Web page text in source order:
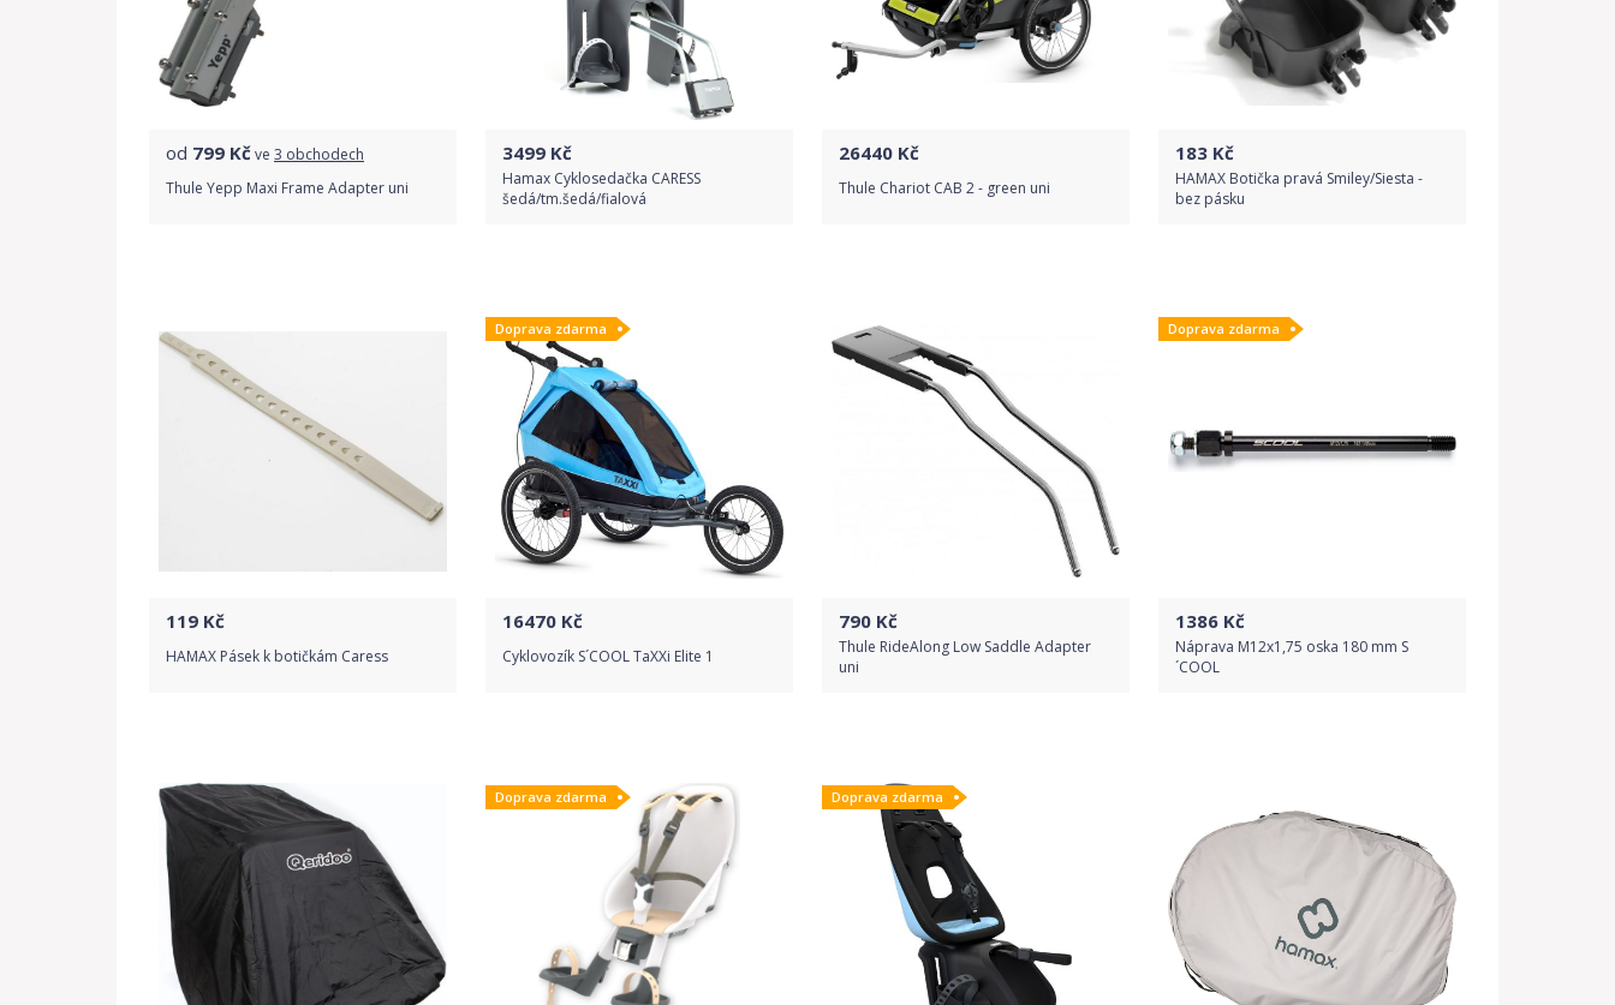
od 799 Kčve 3 obchodech
Thule Yepp Maxi Frame Adapter uni
3499 Kč
Hamax Cyklosedačka CARESS
šedá/tm.šedá/fialová
Detail produktu
26440 Kč
Thule Chariot CAB 2 - green uni
183 Kč
HAMAX Botička pravá Smiley/Siesta -
bez pásku
Detail produktu
119 Kč
HAMAX Pásek k botičkám Caress
Detail produktu
Doprava zdarma
16470 Kč
Cyklovozík S´COOL TaXXi Elite 1
Detail produktu
790 Kč
Thule RideAlong Low Saddle Adapter
uni
Detail produktu
Doprava zdarma
1386 Kč
Náprava M12x1,75 oska 180 mm S
´COOL
Doprava zdarma Doprava zdarma